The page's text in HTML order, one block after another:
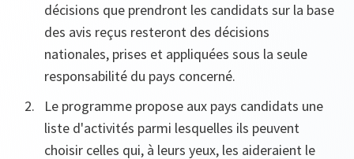
décisions que prendront les candidats sur la base
des avis reçus resteront des décisions
nationales, prises et appliquées sous la seule
responsabilité du pays concerné.
Le programme propose aux pays candidats une
liste d'activités parmi lesquelles ils peuvent
choisir celles qui, à leurs yeux, les aideraient le